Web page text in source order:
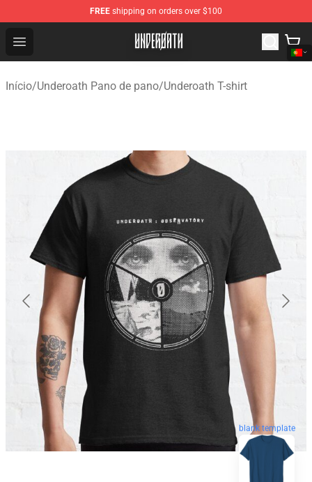
FREE shipping on orders over $100
Open menu
Underoath Store - Official Underoath Merchandise Shop
Início/Underoath Pano de pano/Underoath T-shirt
blank template